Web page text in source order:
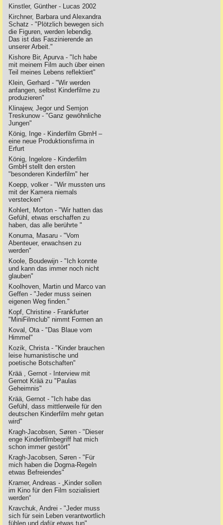
Kinstler, Günther - Lucas 2002
Kirchner, Barbara und Alexandra
Schatz - "Plötzlich bewegen sich
die Figuren, werden lebendig.
Das ist das Faszinierende an
unserer Arbeit."
Kishore Bir, Apurva - "Ich habe
mit meinem Film auch über einen
Teil meines Lebens reflektiert"
Klein, Gerhard - "Wir werden
anfangen, selbst Kinderfilme zu
produzieren"
Klinajew, Jegor und Semjon
Treskunow - "Ganz gewöhnliche
Jungen"
König, Inge - Kinderfilm GbmH –
eine neue Produktionsfirma in
Erfurt
König, Ingelore - Kinderfilm
GmbH stellt den ersten
"besonderen Kinderfilm" her
Koepp, volker - "Wir mussten uns
mit der Kamera niemals
verstecken"
Kohlert, Morton - "Wir hatten das
Gefühl, etwas erschaffen zu
haben, das alle berührte "
Konuma, Masaru - "Vom
Abenteuer, erwachsen zu
werden"
Koole, Boudewijn - "Ich konnte
und kann das immer noch nicht
glauben"
Koolhoven, Martin und Marco van
Geffen - "Jeder muss seinen
eigenen Weg finden."
Kopf, Christine - Frankfurter
"MiniFilmclub" nimmt Formen an
Koval, Ota - "Das Blaue vom
Himmel"
Kozik, Christa - "Kinder brauchen
leise humanistische und
poetische Botschaften"
Krää , Gernot - Interview mit
Gernot Krää zu "Paulas
Geheimnis"
Krää, Gernot - "Ich habe das
Gefühl, dass mittlerweile für den
deutschen Kinderfilm mehr getan
wird"
Kragh-Jacobsen, Søren - "Dieser
enge Kinderfilmbegriff hat mich
schon immer gestört"
Kragh-Jacobsen, Søren - "Für
mich haben die Dogma-Regeln
etwas Befreiendes"
Kramer, Andreas - „Kinder sollen
im Kino für den Film sozialisiert
werden“
Kravchuk, Andrei - "Jeder muss
sich für sein Leben verantwortlich
fühlen und dafür etwas tun"